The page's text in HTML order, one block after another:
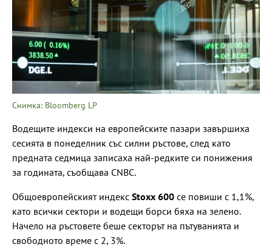
Снимка: Bloomberg LP
Водещите индекси на европейските пазари завършиха
сесията в понеделник със силни ръстове, след като
предната седмица записаха най-редките си понижения
за годината, съобщава CNBC.
Общоевропейският индекс Stoxx 600 се повиши с 1,1%,
като всички сектори и водещи борси бяха на зелено.
Начело на ръстовете беше секторът на пътуванията и
свободното време с 2, 3%.